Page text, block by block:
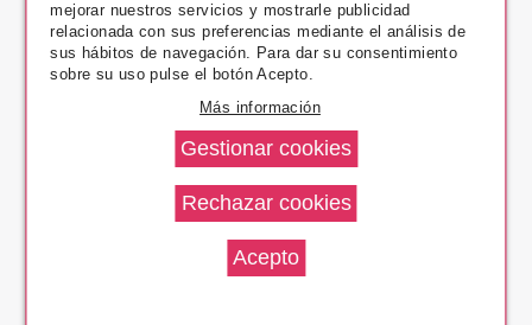
Los Precios Más Bajos
Envío En 24 H
mejorar nuestros servicios y mostrarle publicidad
relacionada con sus preferencias mediante el análisis de
sus hábitos de navegación. Para dar su consentimiento
sobre su uso pulse el botón Acepto.
Más información